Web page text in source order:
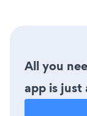
All you
app is just